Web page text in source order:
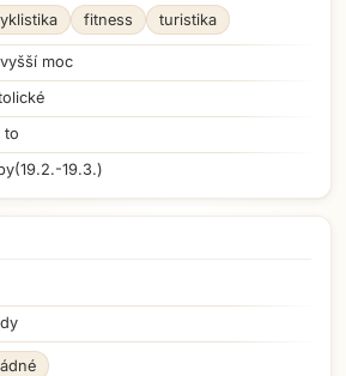
fitness turistika
moc
to
(19.2.-19.3.)